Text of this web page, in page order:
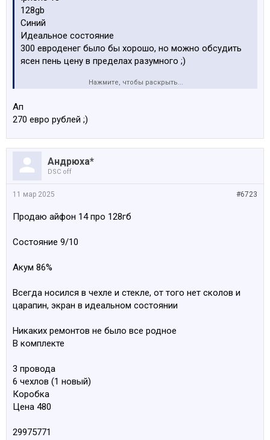
128gb
Синий
Идеальное состояние
300 евроденег было бы хорошо, но можно обсудить
ясен пень цену в пределах разумного ;)
Посмотреть вложение 183157
Нажмите, чтобы раскрыть...
Ап
270 евро рублей ;)
Андрюха*
DSC off
#6723
11 мар 2025
Продаю айфон 14 про 128гб
Состояние 9/10
Акум 86%
Всегда носился в чехле и стекле, от того нет сколов и
царапин, экран в идеальном состоянии
Никаких ремонтов не было все родное
В комплекте
3 провода
6 чехлов (1 новый)
Коробка
Цена 480
29975771